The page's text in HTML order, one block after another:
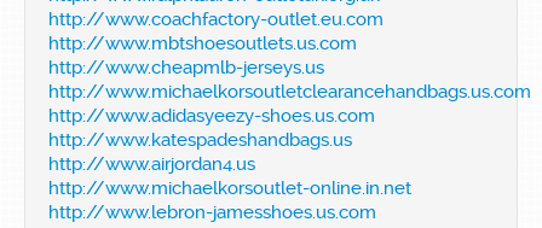
http://www.coachfactory-outlet.eu.com
http://www.mbtshoesoutlets.us.com
http://www.cheapmlb-jerseys.us
http://www.michaelkorsoutletclearancehandbags.us.com
http://www.adidasyeezy-shoes.us.com
http://www.katespadeshandbags.us
http://www.airjordan4.us
http://www.michaelkorsoutlet-online.in.net
http://www.lebron-jamesshoes.us.com